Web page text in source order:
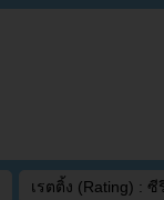
เรตติ้ง (Rating) : ซี